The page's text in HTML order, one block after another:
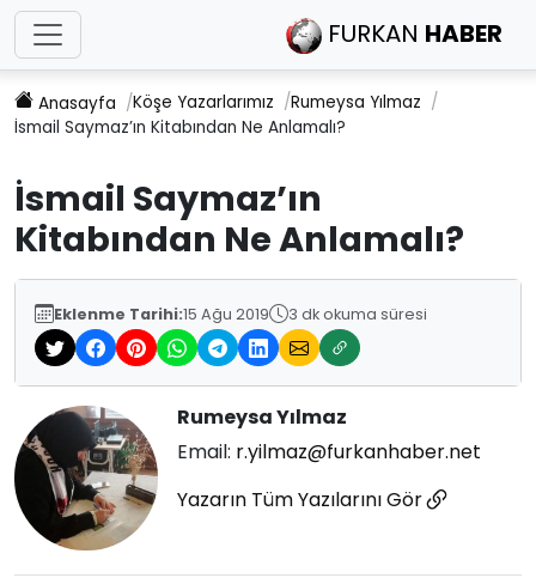
FURKAN HABER
Anasayfa Köşe Yazarlarımız
Rumeysa Yılmaz
İsmail Saymaz’ın Kitabından Ne Anlamalı?
İsmail Saymaz’ın
Kitabından Ne Anlamalı?
Eklenme Tarihi:15 Ağu 2019 3 dk okuma süresi
Rumeysa Yılmaz
Email: r.yilmaz@furkanhaber.net
Yazarın Tüm Yazılarını Gör